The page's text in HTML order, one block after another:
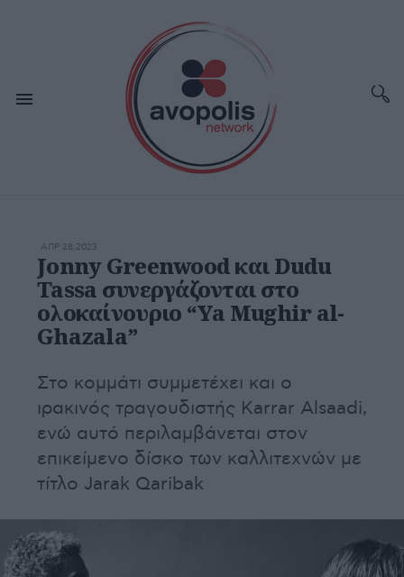
ΑΠΡ 28,2023
Jonny Greenwood και Dudu
Tassa συνεργάζονται στο
ολοκαίνουριο “Ya Mughir al-
Ghazala”
Στο κομμάτι συμμετέχει και ο
ιρακινός τραγουδιστής Karrar Alsaadi,
ενώ αυτό περιλαμβάνεται στον
επικείμενο δίσκο των καλλιτεχνών με
τίτλο Jarak Qaribak